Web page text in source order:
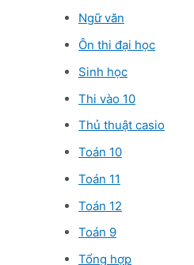
Ngữ văn
Ôn thi đại học
Sinh học
Thi vào 10
Thủ thuật casio
Toán 10
Toán 11
Toán 12
Toán 9
Tổng hợp